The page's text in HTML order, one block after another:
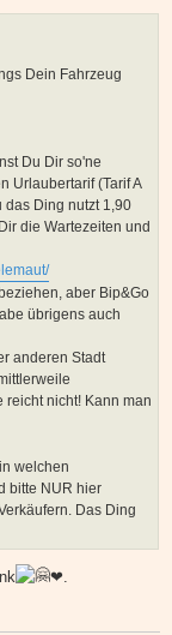
Dein Fahrzeug
Du Dir so'ne
Urlaubertarif (Tarif A
das Ding nutzt 1,90
die Wartezeiten und
aber Bip&Go
übrigens auch
anderen Stadt
reicht nicht! Kann man
welchen
bitte NUR hier
Das Ding
❤.